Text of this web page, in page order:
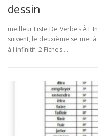
dessin
meilleur Liste De Verbes À L
suivent, le deuxième se met
à l'infinitif. 2 Fiches …